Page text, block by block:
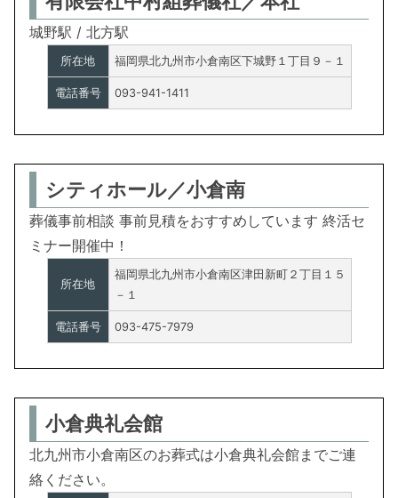
城野駅 / 北方駅
所在地 福岡県北九州市小倉南区下城野１丁目９－１
電話番号 093-941-1411
シティホール／小倉南
葬儀事前相談 事前見積をおすすめしています 終活セ
ミナー開催中！
所在地
福岡県北九州市小倉南区津田新町２丁目１５
－１
電話番号 093-475-7979
小倉典礼会館
北九州市小倉南区のお葬式は小倉典礼会館までご連
絡ください。